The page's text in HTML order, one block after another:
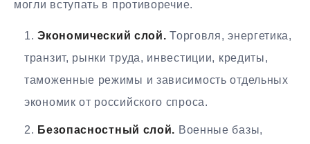
могли вступать в противоречие.
Экономический слой. Торговля, энергетика,
транзит, рынки труда, инвестиции, кредиты,
таможенные режимы и зависимость отдельных
экономик от российского спроса.
Безопасностный слой. Военные базы,